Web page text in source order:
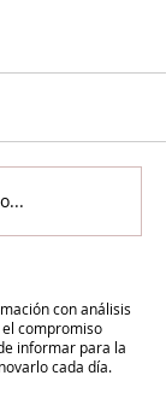
con análisis
el compromiso
informar para la
cada día.